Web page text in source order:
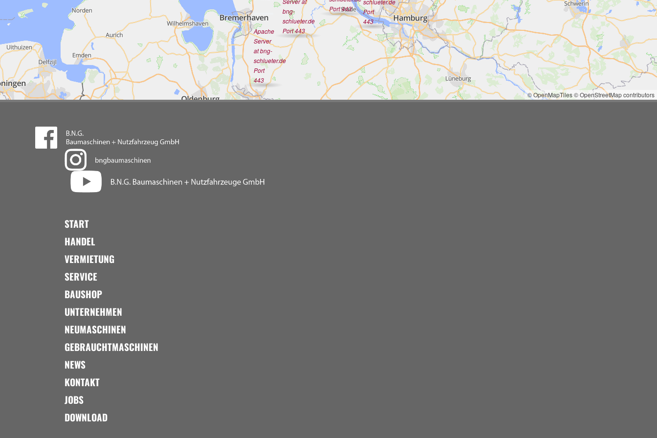
Port 443
schlueter.de
Port
443
bng-
schlueter.de
Port 443
Apache
Server
at bng-
schlueter.de
Port
443
© OpenMapTiles© OpenStreetMap contributors
START
HANDEL
VERMIETUNG
SERVICE
BAUSHOP
UNTERNEHMEN
NEUMASCHINEN
GEBRAUCHTMASCHINEN
NEWS
KONTAKT
JOBS
DOWNLOAD